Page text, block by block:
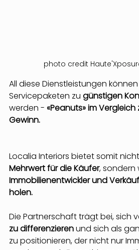
photo credit
All diese Dienstleistungen
Servicepaketen zu günstigen
werden - «Peanuts» im
Gewinn.
Localia Interiors bietet somit
Mehrwert für die Käufer, sondern
Immobilienentwickler und
holen.
Die Partnerschaft trägt bei, sich
zu differenzieren und sich als
zu positionieren, der nicht nur